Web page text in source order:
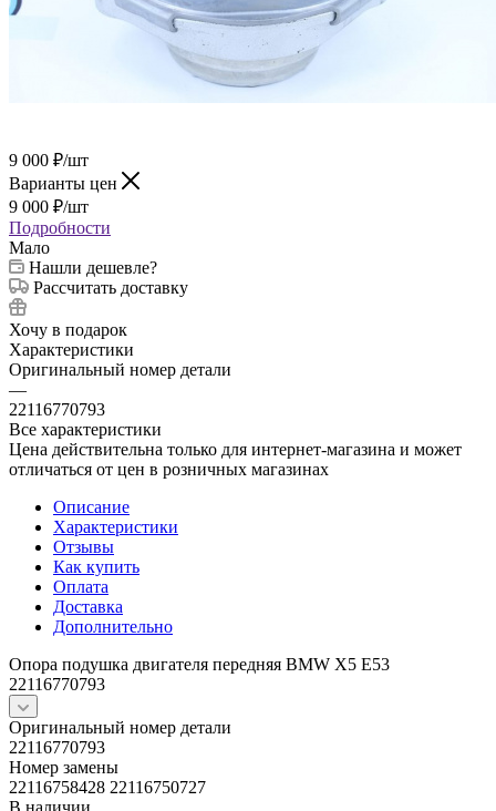
9 000 ₽/шт
Варианты цен
9 000 ₽/шт
Подробности
Мало
Нашли дешевле?
Рассчитать доставку
Хочу в подарок
Характеристики
Оригинальный номер детали
—
22116770793
Все характеристики
Цена действительна только для интернет-магазина и может
отличаться от цен в розничных магазинах
Описание
Характеристики
Отзывы
Как купить
Оплата
Доставка
Дополнительно
Опора подушка двигателя передняя BMW X5 E53
22116770793
Оригинальный номер детали
22116770793
Номер замены
22116758428 22116750727
В наличии